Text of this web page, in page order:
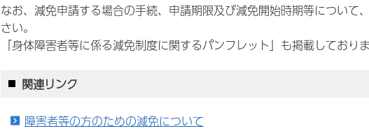
なお、減免申請する場合の手続、申請期限及び減免開始時期等につい
さい。
「身体障害者等に係る減免制度に関するパンフレット」も掲載しておりま
関連リンク
障害者等の方のための減免について